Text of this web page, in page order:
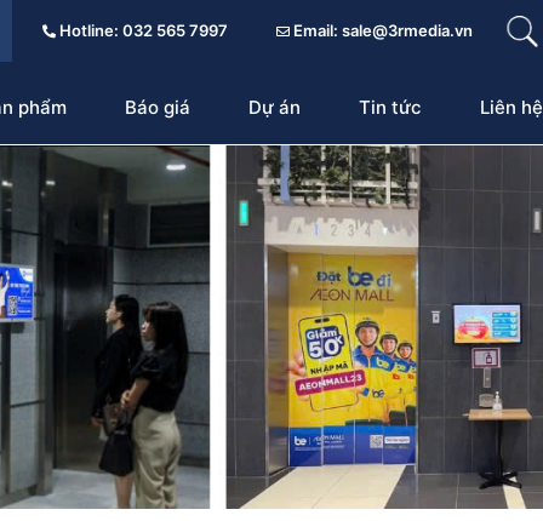
Hotline: 032 565 7997 Email: sale@3rmedia.vn
phẩm Báo giá Dự án Tin tức Liên hệ